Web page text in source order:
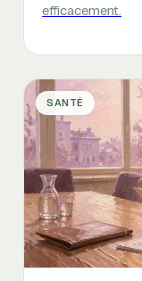
efficacement.
SANTÉ